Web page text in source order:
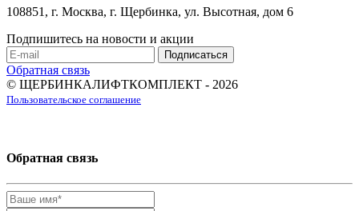
108851, г. Москва, г. Щербинка, ул. Высотная, дом 6
Подпишитесь на новости и акции
Обратная связь
© ЩЕРБИНКАЛИФТКОМПЛЕКТ - 2026
Пользовательское соглашение
Обратная связь